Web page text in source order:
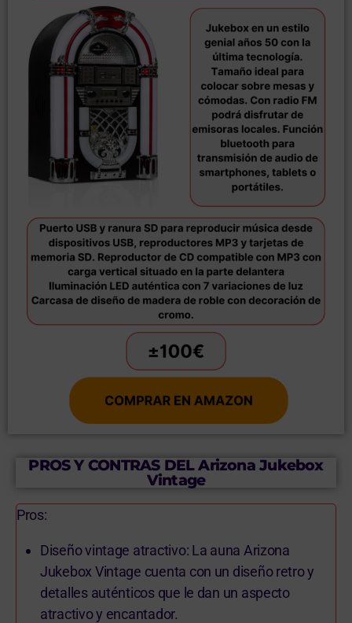
PROS Y CONTRAS DEL Arizona Jukebox
Vintage
Pros:
Diseño vintage atractivo: La auna Arizona
Jukebox Vintage cuenta con un diseño retro y
detalles auténticos que le dan un aspecto
atractivo y encantador.